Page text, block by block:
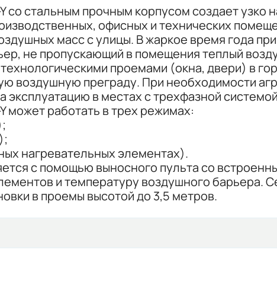
со стальным прочным корпусом создает
офисных и технических
масс с улицы. В жаркое время года
не пропускающий в помещения теплый
проемами (окна, двери) в
воздушную преграду. При необходимости
эксплуатацию в местах с трехфазной
может работать в трех режимах:
нагревательных элементах).
с помощью выносного пульта со
и температуру воздушного барьера.
в проемы высотой до 3,5 метров.